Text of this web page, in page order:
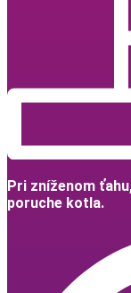
Pri zníženom
poruche kotla.